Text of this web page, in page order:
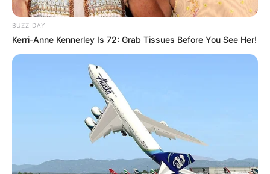
BUZZ DAY
Kerri-Anne Kennerley Is 72: Grab Tissues Before You See Her!